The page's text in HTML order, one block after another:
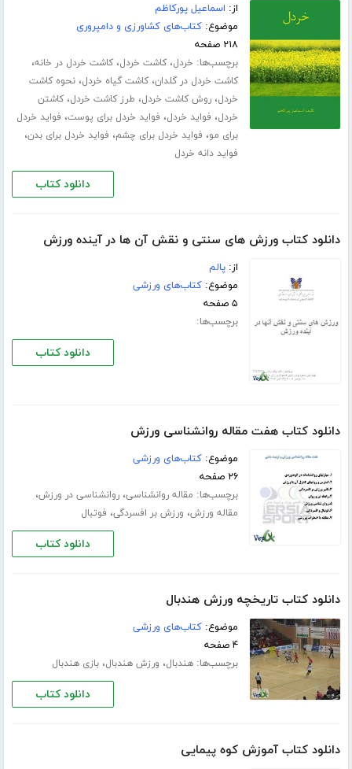
از: اسماعیل پورکاظم
موضوع:کتاب‌های کشاورزی و دامپروری
۲۱۸ صفحه
برچسب‌ها: خردل،کاشت خردل،کاشت خردل در خانه،
کاشت خردل در گلدان،کاشت گیاه خردل،نحوه کاشت
خردل،روش کاشت خردل، طرز کاشت خردل،کاشتن
خردل، فواید خردل، فواید خردل برای پوست، فواید خردل
برای مو، فواید خردل برای چشم، فواید خردل برای بدن،
فواید دانه خردل
دانلود کتاب
دانلود کتاب ورزش های سنتی و نقش آن ها در آینده ورزش
از:پالم
موضوع:کتاب‌های ورزشی
۵ صفحه
برچسب‌ها:
دانلود کتاب
دانلود کتاب هفت مقاله روانشناسی ورزش
موضوع:کتاب‌های ورزشی
۲۶ صفحه
برچسب‌ها: مقاله روانشناسی،روانشناسی در ورزش،
مقاله ورزش، ورزش بر افسردگی، فوتبال
دانلود کتاب
دانلود کتاب تاریخچه ورزش هندبال
موضوع:کتاب‌های ورزشی
۴ صفحه
برچسب‌ها:هندبال، ورزش هندبال،بازی هندبال
دانلود کتاب
دانلود کتاب آموزش کوه پیمایی